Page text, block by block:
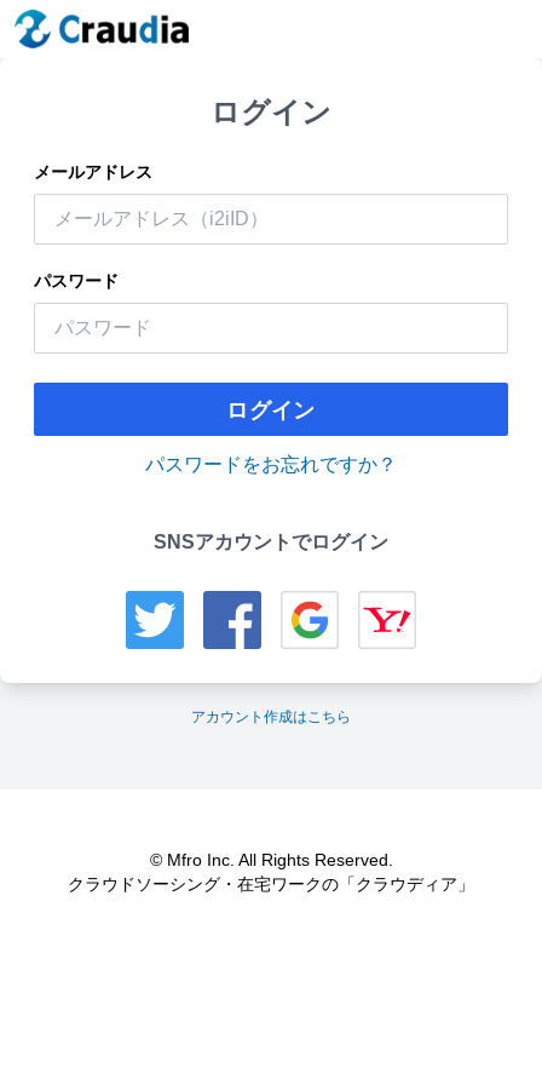
ログイン
メールアドレス
パスワード
ログイン
パスワードをお忘れですか？
SNSアカウントでログイン
アカウント作成はこちら
© Mfro Inc. All Rights Reserved.
クラウドソーシング・在宅ワークの「クラウディア」